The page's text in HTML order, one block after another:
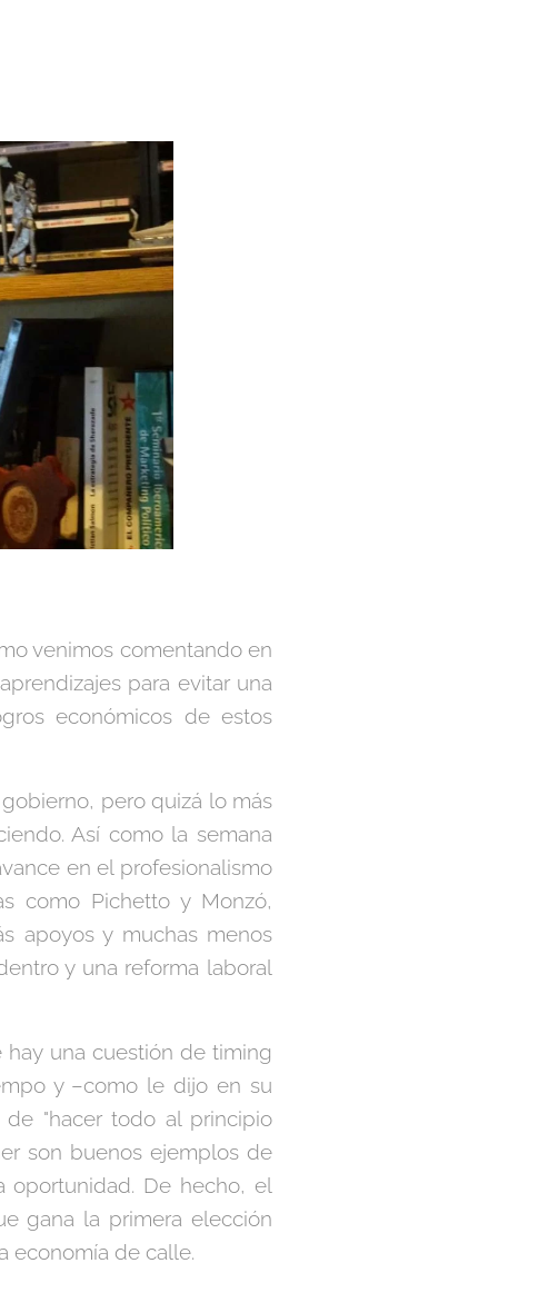
venimos comentando en
para evitar una
económicos de estos
pero quizá lo más
Así como la semana
en el profesionalismo
como Pichetto y Monzó,
apoyos y muchas menos
y una reforma laboral
una cuestión de timing
y –como le dijo en su
"hacer todo al principio
son buenos ejemplos de
oportunidad. De hecho, el
gana la primera elección
economía de calle.